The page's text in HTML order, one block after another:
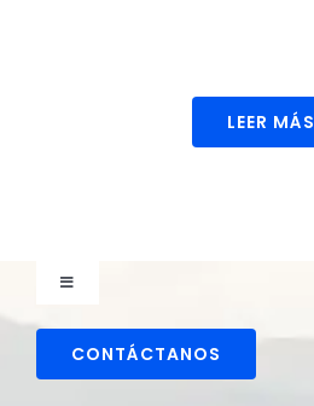
LEER MÁS
Toggle
Comunicaciones
CONTÁCTANOS